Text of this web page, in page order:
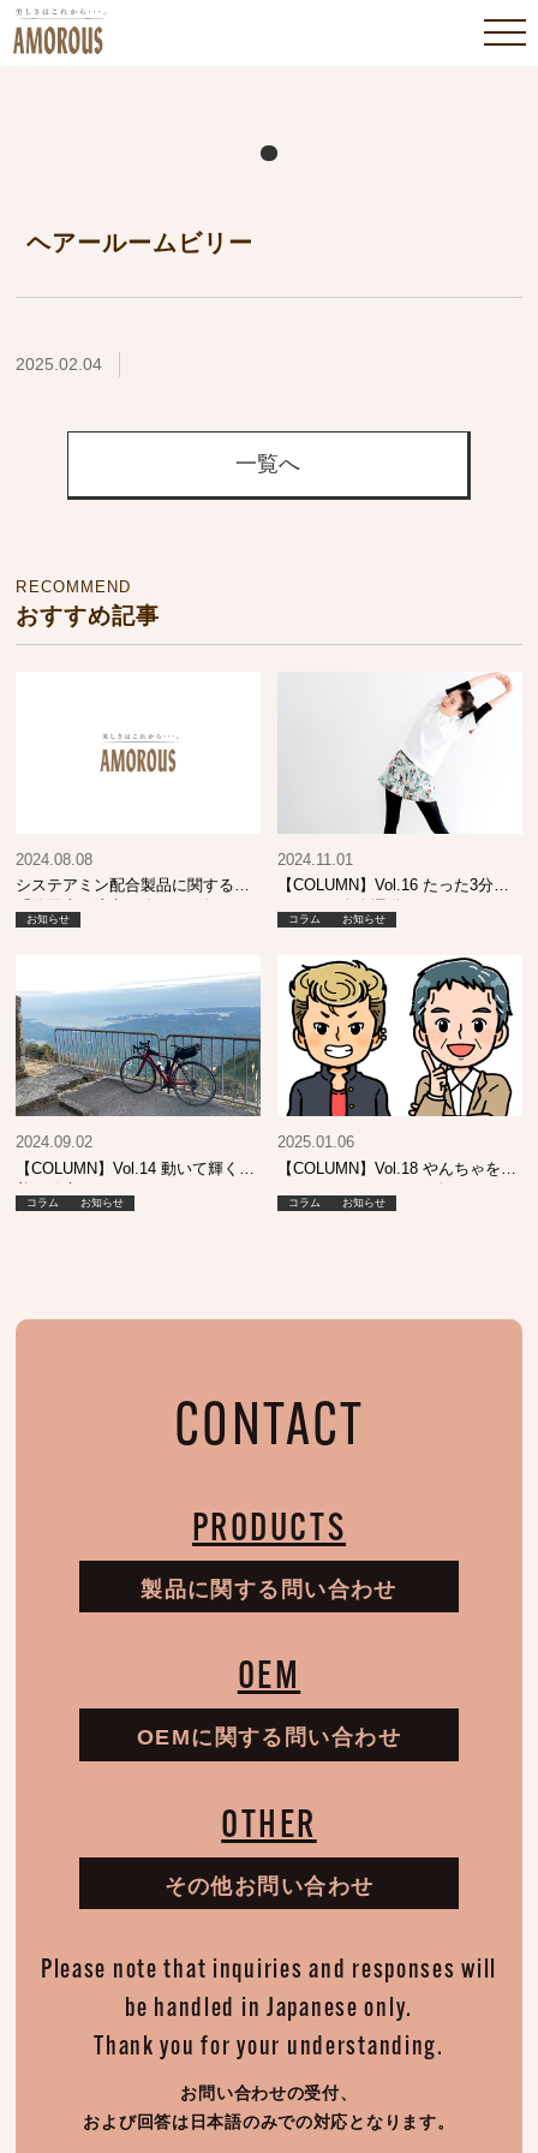
ヘアールームビリー
2025.02.04
一覧へ
RECOMMEND
おすすめ記事
システアミン配合製品に関する
2024.08.08
お知らせ
【COLUMN】Vol.16 たった3分の
2024.11.01
コラム お知らせ
【COLUMN】Vol.14 動いて輝く！
美と健康
2024.09.02
コラム お知らせ
【COLUMN】Vol.18 やんちゃをし
ていたあの頃…そして今も…
2025.01.06
コラム お知らせ
CONTACT
PRODUCTS
製品に関する問い合わせ
OEM
OEMに関する問い合わせ
OTHER
その他お問い合わせ
Please note that inquiries and responses will
be handled in Japanese only.
Thank you for your understanding.
お問い合わせの受付、
および回答は日本語のみでの対応となります。